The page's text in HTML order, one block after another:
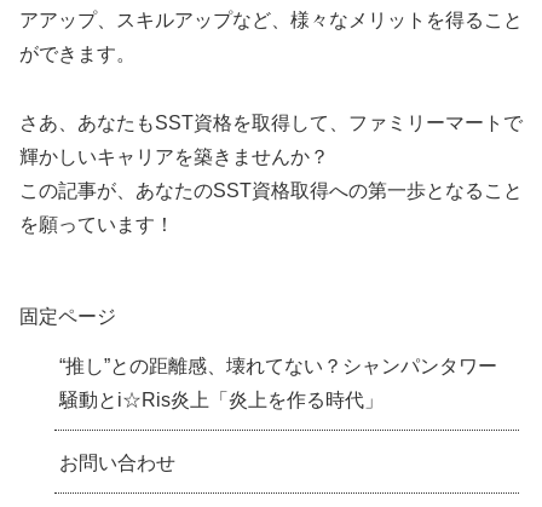
アアップ、スキルアップなど、様々なメリットを得ること
ができます。
さあ、あなたもSST資格を取得して、ファミリーマートで
輝かしいキャリアを築きませんか？
この記事が、あなたのSST資格取得への第一歩となること
を願っています！
固定ページ
“推し”との距離感、壊れてない？シャンパンタワー
騒動とi☆Ris炎上「炎上を作る時代」
お問い合わせ